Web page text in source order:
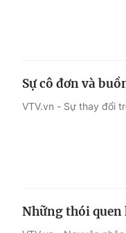
Sự cô đơn và
VTV.vn - Sự thay đổi
Những thói